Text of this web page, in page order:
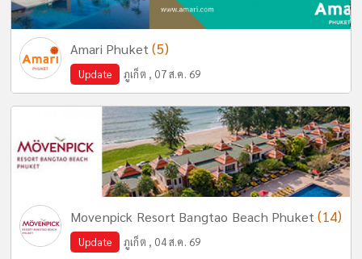
Amari Phuket(5)
Update ภูเก็ต , 07 ส.ค. 69
Movenpick Resort Bangtao Beach Phuket(14)
Update ภูเก็ต , 04 ส.ค. 69